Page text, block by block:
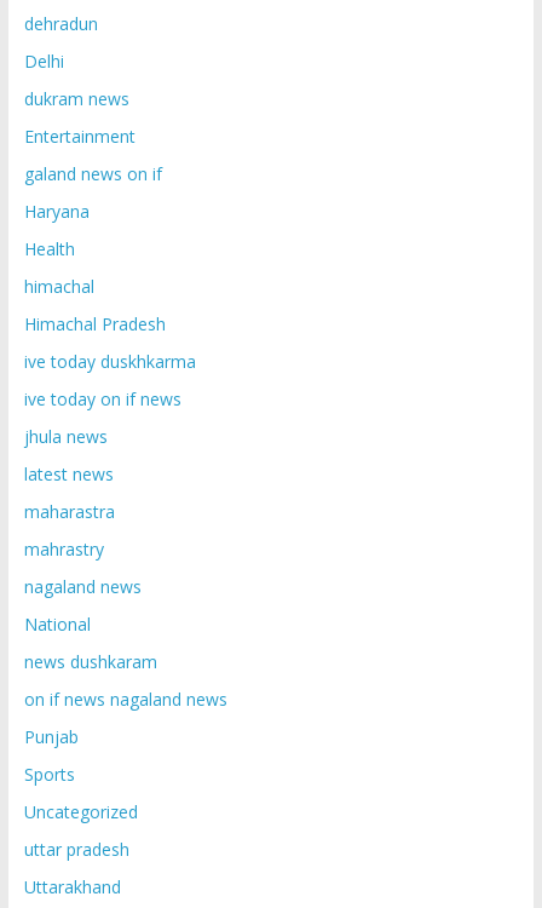
dehradun
Delhi
dukram news
Entertainment
galand news on if
Haryana
Health
himachal
Himachal Pradesh
ive today duskhkarma
ive today on if news
jhula news
latest news
maharastra
mahrastry
nagaland news
National
news dushkaram
on if news nagaland news
Punjab
Sports
Uncategorized
uttar pradesh
Uttarakhand